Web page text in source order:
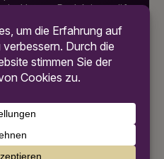
Unsere Redaktion prüft
Aufzüge defekt: